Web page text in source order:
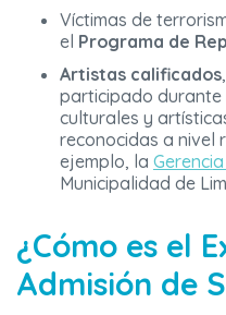
Víctimas de
el Programa de
Artistas calificados
participado durante
culturales y
reconocidas a nivel
ejemplo, la
Municipalidad de
¿Cómo es el
Admisión de